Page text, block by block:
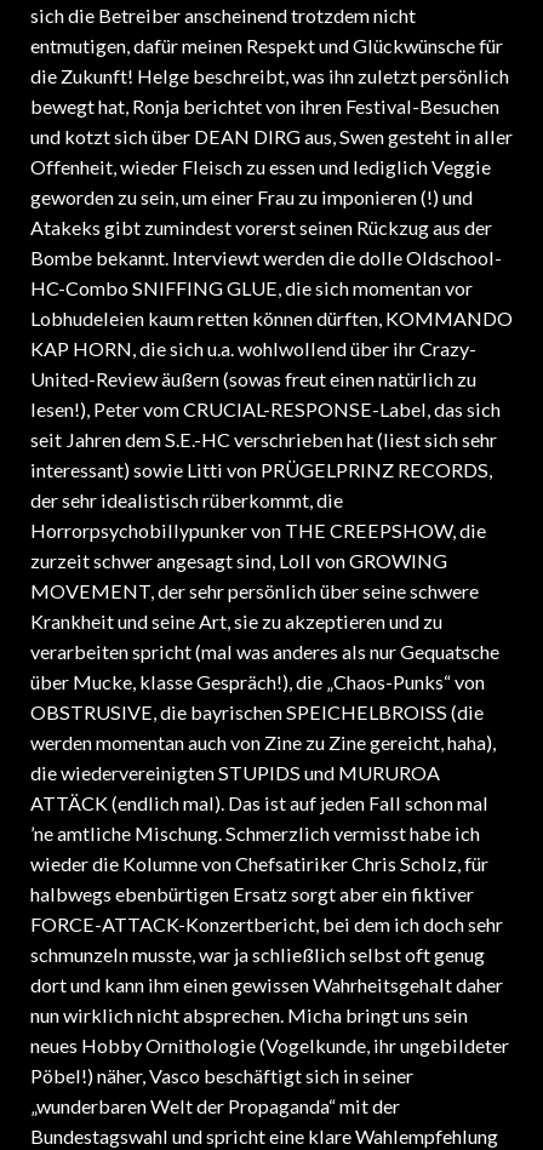
sich die Betreiber anscheinend trotzdem nicht
entmutigen, dafür meinen Respekt und Glückwünsche für
die Zukunft! Helge beschreibt, was ihn zuletzt persönlich
bewegt hat, Ronja berichtet von ihren Festival-Besuchen
und kotzt sich über DEAN DIRG aus, Swen gesteht in aller
Offenheit, wieder Fleisch zu essen und lediglich Veggie
geworden zu sein, um einer Frau zu imponieren (!) und
Atakeks gibt zumindest vorerst seinen Rückzug aus der
Bombe bekannt. Interviewt werden die dolle Oldschool-
HC-Combo SNIFFING GLUE, die sich momentan vor
Lobhudeleien kaum retten können dürften, KOMMANDO
KAP HORN, die sich u.a. wohlwollend über ihr Crazy-
United-Review äußern (sowas freut einen natürlich zu
lesen!), Peter vom CRUCIAL-RESPONSE-Label, das sich
seit Jahren dem S.E.-HC verschrieben hat (liest sich sehr
interessant) sowie Litti von PRÜGELPRINZ RECORDS,
der sehr idealistisch rüberkommt, die
Horrorpsychobillypunker von THE CREEPSHOW, die
zurzeit schwer angesagt sind, Loll von GROWING
MOVEMENT, der sehr persönlich über seine schwere
Krankheit und seine Art, sie zu akzeptieren und zu
verarbeiten spricht (mal was anderes als nur Gequatsche
über Mucke, klasse Gespräch!), die „Chaos-Punks“ von
OBSTRUSIVE, die bayrischen SPEICHELBROISS (die
werden momentan auch von Zine zu Zine gereicht, haha),
die wiedervereinigten STUPIDS und MURUROA
ATTÄCK (endlich mal). Das ist auf jeden Fall schon mal
’ne amtliche Mischung. Schmerzlich vermisst habe ich
wieder die Kolumne von Chefsatiriker Chris Scholz, für
halbwegs ebenbürtigen Ersatz sorgt aber ein fiktiver
FORCE-ATTACK-Konzertbericht, bei dem ich doch sehr
schmunzeln musste, war ja schließlich selbst oft genug
dort und kann ihm einen gewissen Wahrheitsgehalt daher
nun wirklich nicht absprechen. Micha bringt uns sein
neues Hobby Ornithologie (Vogelkunde, ihr ungebildeter
Pöbel!) näher, Vasco beschäftigt sich in seiner
„wunderbaren Welt der Propaganda“ mit der
Bundestagswahl und spricht eine klare Wahlempfehlung